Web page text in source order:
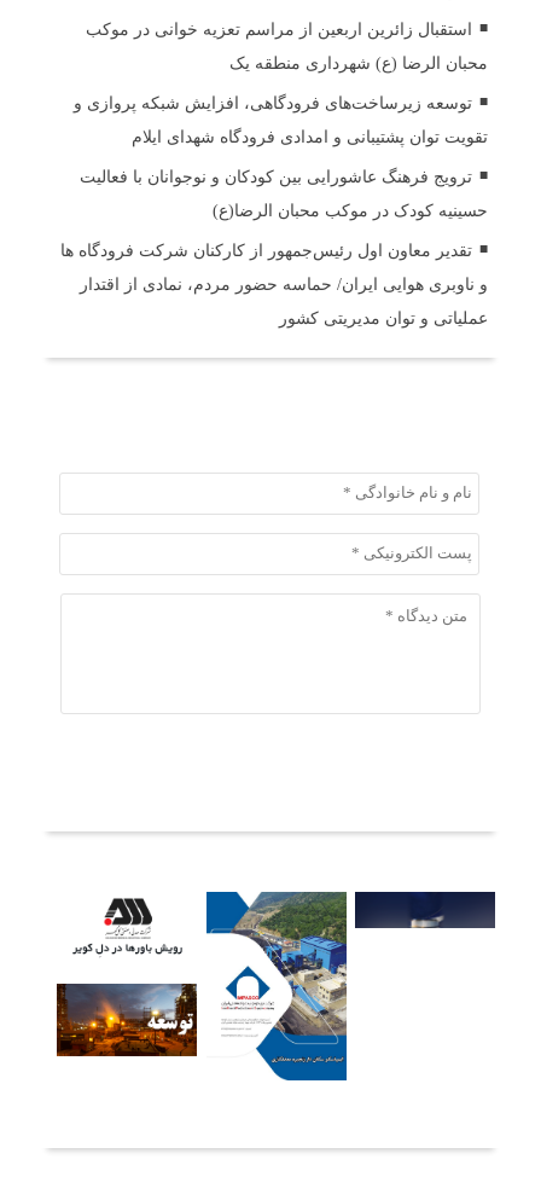
استقبال زائرین اربعین از مراسم تعزیه خوانی در موکب
محبان الرضا (ع) شهرداری منطقه یک
توسعه زیرساخت‌های فرودگاهی، افزایش شبکه پروازی و
تقویت توان پشتیبانی و امدادی فرودگاه شهدای ایلام
ترویج فرهنگ عاشورایی بین کودکان و نوجوانان با فعالیت
حسینیه کودک در موکب محبان الرضا(ع)
تقدیر معاون اول رئیس‌جمهور از کارکنان شرکت فرودگاه ها
و ناوبری هوایی ایران/ حماسه حضور مردم، نمادی از اقتدار
عملیاتی و توان مدیریتی کشور